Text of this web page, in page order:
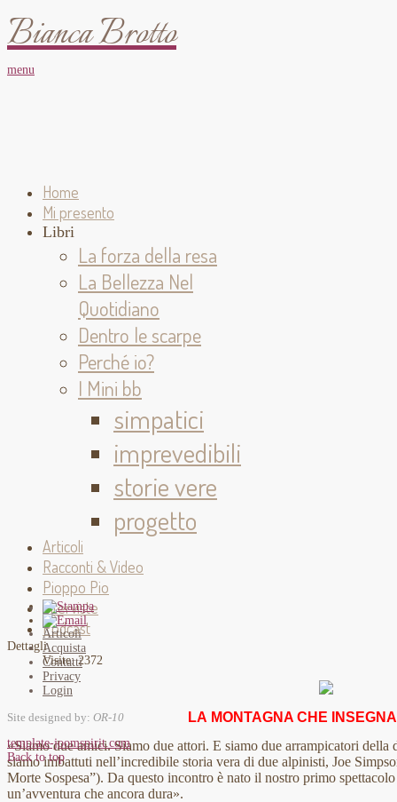
Bianca Brotto
menu
Home
Mi presento
Libri
La forza della resa
La Bellezza Nel
Quotidiano
Dentro le scarpe
Perché io?
I Mini bb
simpatici
imprevedibili
storie vere
progetto
Articoli
Racconti & Video
Pioppo Pio
Interviste
Podcast
Dettagli
Visite: 2372
LA MONTAGNA CHE
«Siamo due amici. Siamo due attori. E siamo due arrampicatori
siamo imbattuti nell’incredibile storia vera di due alpinisti, Joe
Morte Sospesa”). Da questo incontro è nato il nostro primo
un’avventura che ancora dura».
Articoli
Acquista
Contatti
Privacy
Login
Site designed by: OR-10
template-joomspirit.com
Back to top